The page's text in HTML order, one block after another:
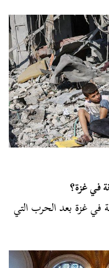
في غزة؟
في غزة بعد الحرب التي